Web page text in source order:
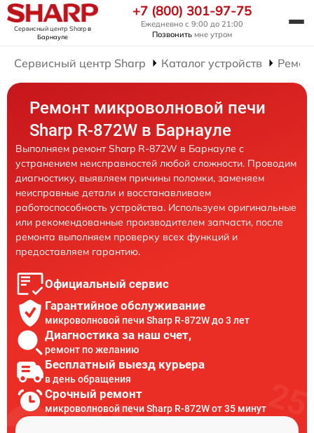
Сервисный центр Sharpв
Барнауле
+7 (800) 301-97-75
Ежедневно с 9:00 до 21:00
Позвонить мне утром
Сервисный центр Sharp Каталог устройств
Ремонт микроволновой печи
Sharp R-872W в Барнауле
Выполняем ремонт Sharp R-872W в Барнауле с
устранением неисправностей любой сложности. Проводим
диагностику, выявляем причины поломки, заменяем
неисправные детали и восстанавливаем
работоспособность устройства. Используем оригинальные
или рекомендованные производителем запчасти, после
ремонта выполняем проверку всех функций и
предоставляем гарантию.
Официальный сервис
Гарантийное обслуживание
микроволновой печи Sharp R-872W до 3 лет
Диагностика за наш счет,
ремонт по желанию
Бесплатный выезд курьера
в день обращения
Срочный ремонт
микроволновой печи Sharp R-872W от 35 минут